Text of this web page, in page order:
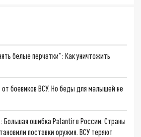
белые перчатки": Как уничтожить
боевиков ВСУ. Но беды для малышей не
Большая ошибка Palantir в России. Страны
поставки оружия. ВСУ теряют